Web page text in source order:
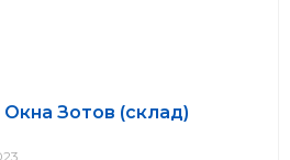
Зотов (склад)